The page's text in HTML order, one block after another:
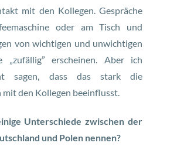
mit den Kollegen. Gespräche
oder am Tisch und
von wichtigen und unwichtigen
„zufällig” erscheinen. Aber ich
sagen, dass das stark die
mit den Kollegen beeinflusst.
Unterschiede zwischen der
und Polen nennen?